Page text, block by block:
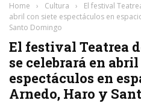
Home › Cultura ›
El festival
abril con siete espectáculos en
Santo Domingo
El festival Teatrea
se celebrará en
espectáculos en
Arnedo, Haro y